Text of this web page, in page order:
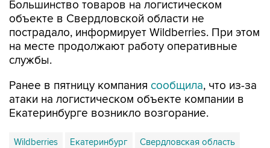
Большинство товаров на логистическом
объекте в Свердловской области не
пострадало, информирует Wildberries. При этом
на месте продолжают работу оперативные
службы.
Ранее в пятницу компания сообщила, что из-за
атаки на логистическом объекте компании в
Екатеринбурге возникло возгорание.
Wildberries Екатеринбург Свердловская область